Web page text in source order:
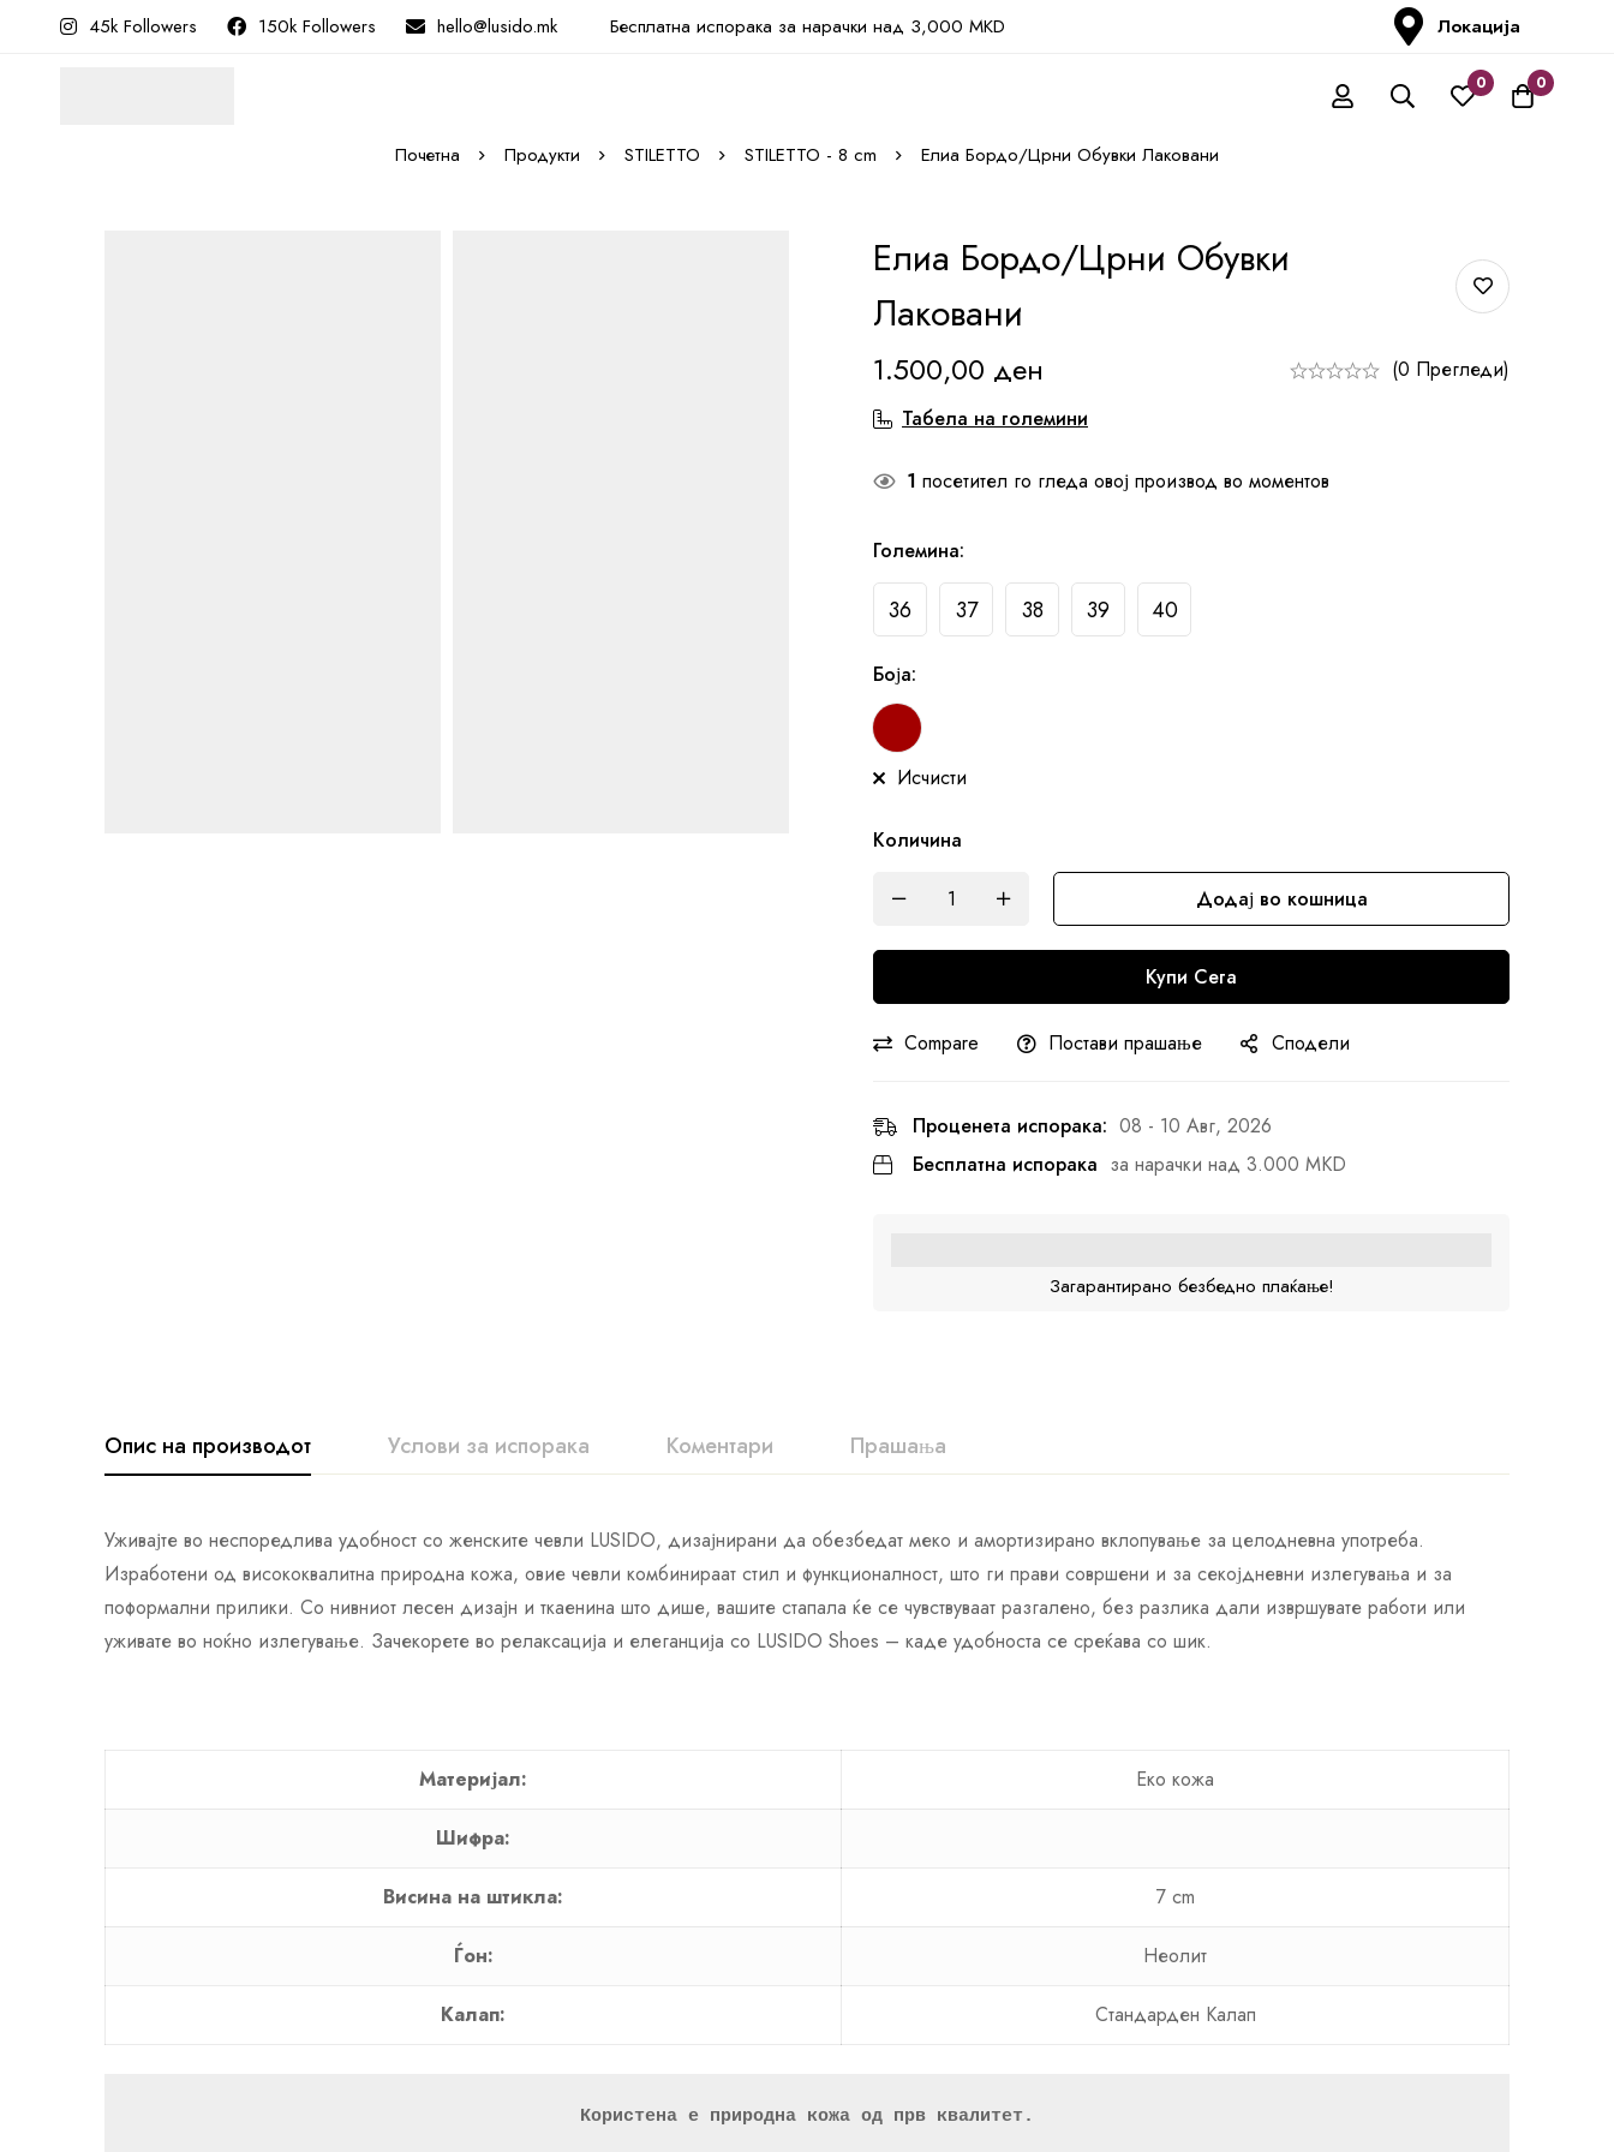
45k Followers 150k Followers hello@lusido.mk Бесплатна испорака за нарачки над 3,000 MKD Локација
0 0
Почетна Продукти STILETTO STILETTO - 8 cm Елиа Бордо/Црни Обувки Лаковани
Елиа Бордо/Црни Обувки
Лаковани
1.500,00 ден
(0 Прегледи)
Табела на големини
1 посетител го гледа овој производ во моментов
Големина:
36 37 38 39 40
Боја:
Исчисти
Количина
Додај во кошница
Купи Сега
Compare Постави прашање Сподели
Проценета испорака: 08 - 10 Авг, 2026
Бесплатна испорака за нарачки над 3.000 MKD
Загарантирано безбедно плаќање!
Опис на производот Услови за испорака Коментари Прашања
Уживајте во неспоредлива удобност со женските чевли LUSIDO, дизајнирани да обезбедат меко и амортизирано вклопување за целодневна употреба.
Изработени од висококвалитна природна кожа, овие чевли комбинираат стил и функционалност, што ги прави совршени и за секојдневни излегувања и за
поформални прилики. Со нивниот лесен дизајн и ткаенина што дише, вашите стапала ќе се чувствуваат разгалено, без разлика дали извршувате работи или
уживате во ноќно излегување. Зачекорете во релаксација и елеганција со LUSIDO Shoes – каде удобноста се среќава со шик.
Материјал: Еко кожа
Шифра:
Висина на штикла: 7 cm
Ѓон: Неолит
Калап: Стандарден Калап
Користена е природна кожа од прв квалитет.